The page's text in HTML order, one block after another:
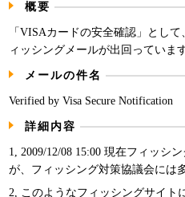
WG
入会
概要
「VISAカードの安全確認」とし
ィッシングメールが出回っています
メールの件名
Verified by Visa Secure Notification
詳細内容
1, 2009/12/08 15:00 現在フィッシ
が、フィッシング対策協議会には
2, このようなフィッシングサイト